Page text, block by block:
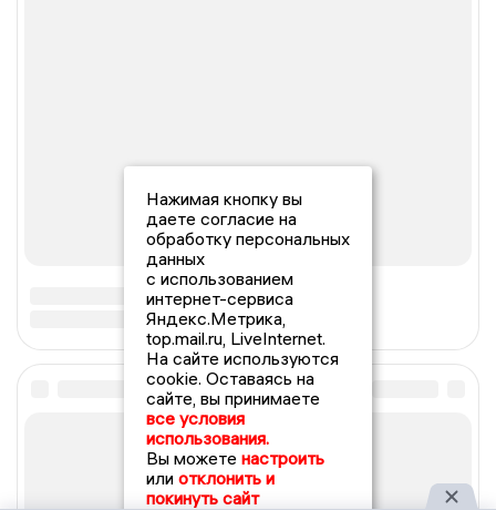
Нажимая кнопку вы
даете согласие на
обработку персональных
данных
с использованием
интернет-сервиса
Яндекс.Метрика,
top.mail.ru, LiveInternet.
На сайте используются
cookie. Оставаясь на
сайте, вы принимаете
все условия
использования.
Вы можете настроить
или отклонить и
покинуть сайт